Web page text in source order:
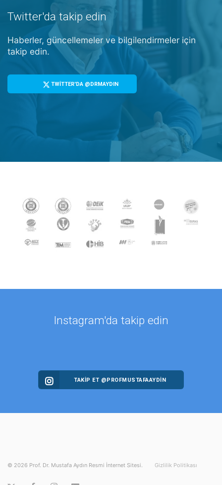
Twitter'da takip edin
Haberler, güncellemeler ve bilgilendirmeler için
takip edin.
TWİTTER'DA @DRMAYDIN
Instagram'da takip edin
TAKİP ET @PROFMUSTAFAAYDIN
© 2026 Prof. Dr. Mustafa Aydın Resmi İnternet Sitesi. Gizlilik Politikası